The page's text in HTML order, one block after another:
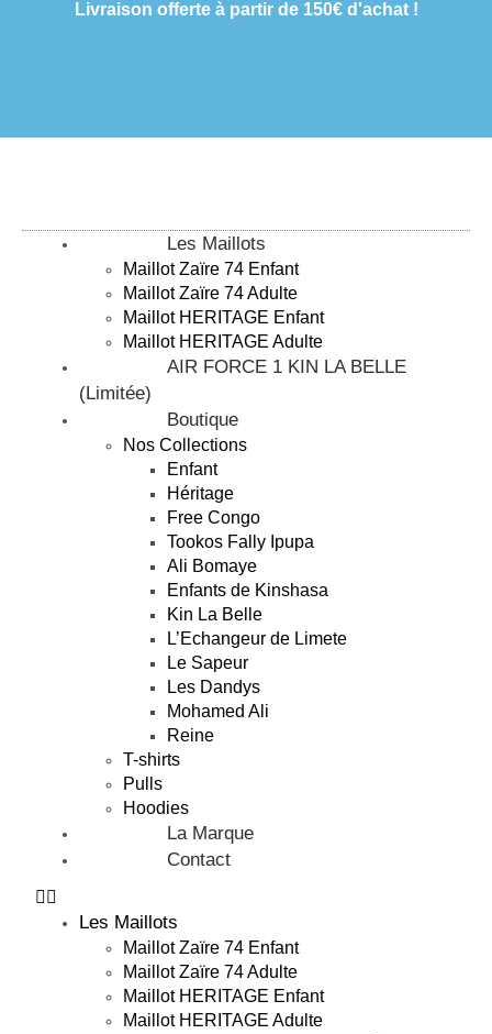
Livraison offerte à partir de 150€ d'achat !
Les Maillots
Maillot Zaïre 74 Enfant
Maillot Zaïre 74 Adulte
Maillot HERITAGE Enfant
Maillot HERITAGE Adulte
AIR FORCE 1 KIN LA BELLE
(Limitée)
Boutique
Nos Collections
Enfant
Héritage
Free Congo
Tookos Fally Ipupa
Ali Bomaye
Enfants de Kinshasa
Kin La Belle
L’Echangeur de Limete
Le Sapeur
Les Dandys
Mohamed Ali
Reine
T-shirts
Pulls
Hoodies
La Marque
Contact
Les Maillots
Maillot Zaïre 74 Enfant
Maillot Zaïre 74 Adulte
Maillot HERITAGE Enfant
Maillot HERITAGE Adulte